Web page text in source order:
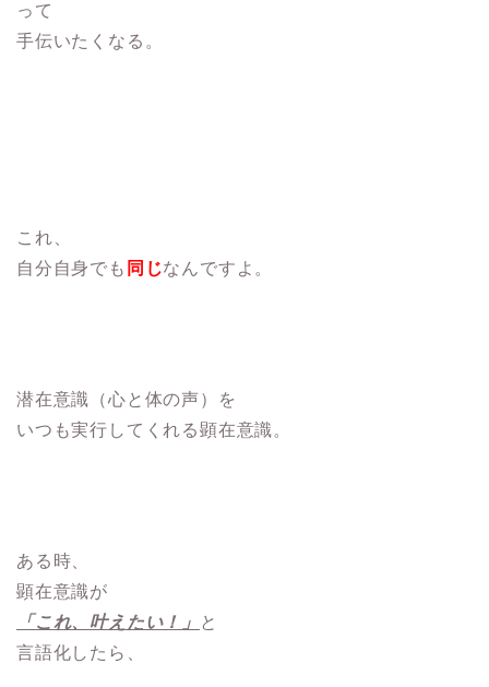
って
手伝いたくなる。
これ、
自分自身でも 同じなんですよ。
潜在意識（心と体の声）を
いつも実行してくれる顕在意識。
ある時、
顕在意識が
「これ、叶えたい！」
と
言語化したら、